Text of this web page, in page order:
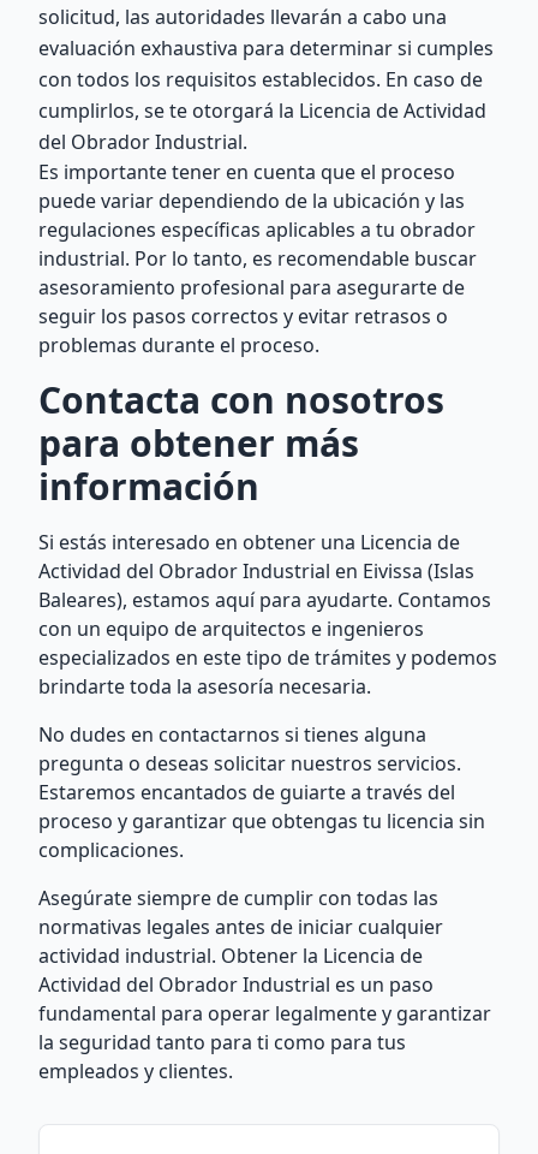
solicitud, las autoridades llevarán a cabo una
evaluación exhaustiva para determinar si cumples
con todos los requisitos establecidos. En caso de
cumplirlos, se te otorgará la Licencia de Actividad
del Obrador Industrial.
Es importante tener en cuenta que el proceso
puede variar dependiendo de la ubicación y las
regulaciones específicas aplicables a tu obrador
industrial. Por lo tanto, es recomendable buscar
asesoramiento profesional para asegurarte de
seguir los pasos correctos y evitar retrasos o
problemas durante el proceso.
Contacta con nosotros
para obtener más
información
Si estás interesado en obtener una Licencia de
Actividad del Obrador Industrial en Eivissa (Islas
Baleares), estamos aquí para ayudarte. Contamos
con un equipo de arquitectos e ingenieros
especializados en este tipo de trámites y podemos
brindarte toda la asesoría necesaria.
No dudes en contactarnos si tienes alguna
pregunta o deseas solicitar nuestros servicios.
Estaremos encantados de guiarte a través del
proceso y garantizar que obtengas tu licencia sin
complicaciones.
Asegúrate siempre de cumplir con todas las
normativas legales antes de iniciar cualquier
actividad industrial. Obtener la Licencia de
Actividad del Obrador Industrial es un paso
fundamental para operar legalmente y garantizar
la seguridad tanto para ti como para tus
empleados y clientes.